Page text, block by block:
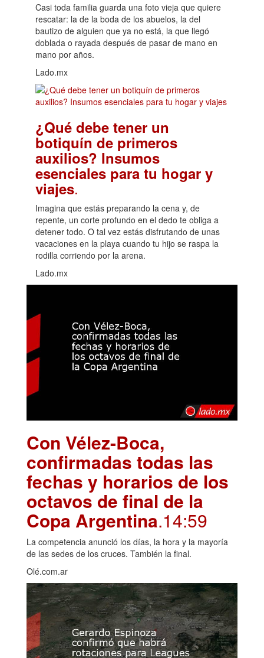
Casi toda familia guarda una foto vieja que quiere
rescatar: la de la boda de los abuelos, la del
bautizo de alguien que ya no está, la que llegó
doblada o rayada después de pasar de mano en
mano por años.
Lado.mx
¿Qué debe tener un
botiquín de primeros
auxilios? Insumos
esenciales para tu hogar y
viajes.
Imagina que estás preparando la cena y, de
repente, un corte profundo en el dedo te obliga a
detener todo. O tal vez estás disfrutando de unas
vacaciones en la playa cuando tu hijo se raspa la
rodilla corriendo por la arena.
Lado.mx
Con Vélez-Boca,
confirmadas todas las
fechas y horarios de los
octavos de final de la
Copa Argentina.14:59
La competencia anunció los días, la hora y la mayoría
de las sedes de los cruces. También la final.
Olé.com.ar